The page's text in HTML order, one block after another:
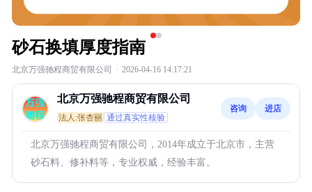
砂石换填厚度指南
北京万强驰程商贸有限公司 · 2026-04-16 14:17:21
北京万强驰程商贸有限公司
法人:张杏丽 通过真实性核验
咨询 进店
北京万强驰程商贸有限公司，2014年成立于北京市，主营
砂石料、修补料等，专业权威，经验丰富。